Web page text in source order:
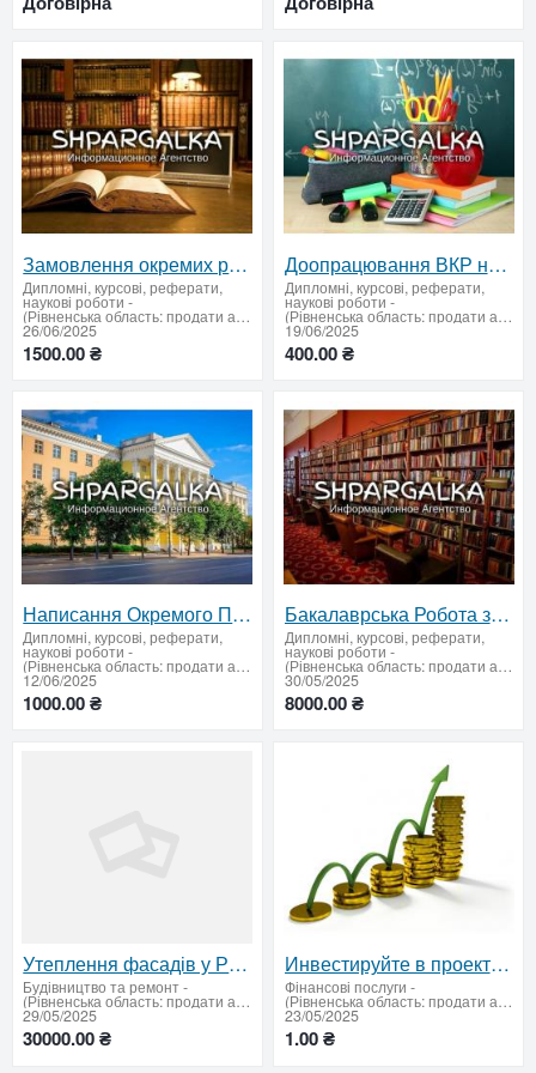
Замовлення окремих розділів дипломних робіт. Модульна розробка найскладніших частин ВКР
Дипломні, курсові, реферати,
наукові роботи -
(Рівненська область: продати або придбати)
26/06/2025
1500.00 ₴
Доопрацювання ВКР на замовлення. Виправлення зауважень керівника та рецензента
Дипломні, курсові, реферати,
наукові роботи -
(Рівненська область: продати або придбати)
19/06/2025
400.00 ₴
Написання Окремого Параграфа (Підрозділу) ВКР на Замовлення. Індивідуальне Доповнення Дослідження
Дипломні, курсові, реферати,
наукові роботи -
(Рівненська область: продати або придбати)
12/06/2025
1000.00 ₴
Бакалаврська Робота з Програмування: Розробка ПЗ, Код та Документація на Замовлення
Дипломні, курсові, реферати,
наукові роботи -
(Рівненська область: продати або придбати)
30/05/2025
8000.00 ₴
Утеплення фасадів у Рівному та Луцьку — якісно, швидко та з гарантією
Будівництво та ремонт-
(Рівненська область: продати або придбати)
29/05/2025
30000.00 ₴
Инвестируйте в проект «Кредит от Европейских инвесторов» — доход от 6% в месяц
Фінансові послуги -
(Рівненська область: продати або придбати)
23/05/2025
1.00 ₴